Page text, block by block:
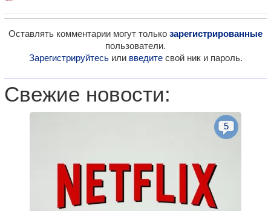
Оставлять комментарии могут только зарегистрированные
пользователи.
Зарегистрируйтесьили введитесвой ник и пароль.
Свежие новости:
5